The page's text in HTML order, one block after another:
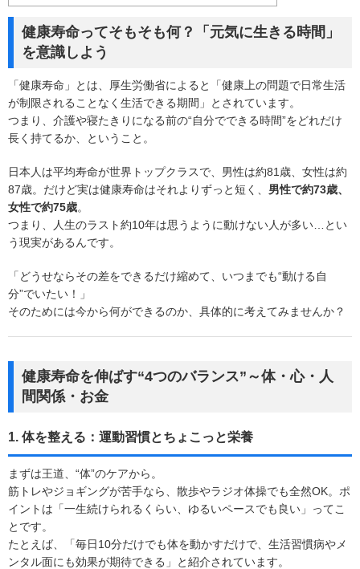
健康寿命ってそもそも何？「元気に生きる時間」
を意識しよう
「健康寿命」とは、厚生労働省によると「健康上の問題で日常生活
が制限されることなく生活できる期間」とされています。
つまり、介護や寝たきりになる前の“自分でできる時間”をどれだけ
長く持てるか、ということ。
日本人は平均寿命が世界トップクラスで、男性は約81歳、女性は約
87歳。だけど実は健康寿命はそれよりずっと短く、 男性で約73歳、
女性で約75歳。
つまり、人生のラスト約10年は思うように動けない人が多い…とい
う現実があるんです。
「どうせならその差をできるだけ縮めて、いつまでも“動ける自
分”でいたい！」
そのためには今から何ができるのか、具体的に考えてみませんか？
健康寿命を伸ばす“4つのバランス”～体・心・人
間関係・お金
1. 体を整える：運動習慣とちょこっと栄養
まずは王道、“体”のケアから。
筋トレやジョギングが苦手なら、散歩やラジオ体操でも全然OK。ポ
イントは「一生続けられるくらい、ゆるいペースでも良い」ってこ
とです。
たとえば、「毎日10分だけでも体を動かすだけで、生活習慣病やメ
ンタル面にも効果が期待できる」と紹介されています。